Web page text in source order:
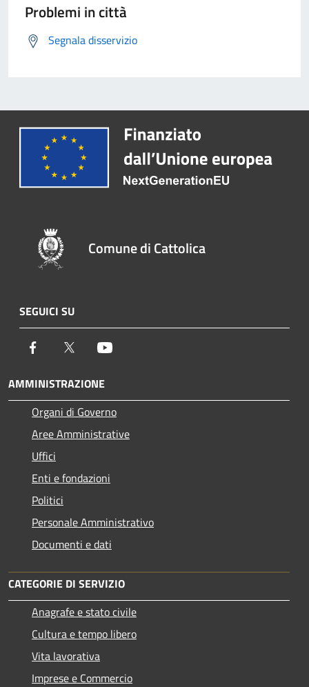
Problemi in città
Segnala disservizio
Comune di Cattolica
SEGUICI SU
Facebook Twitter
AMMINISTRAZIONE
Organi di Governo
Aree Amministrative
Uffici
Enti e fondazioni
Politici
Personale Amministrativo
Documenti e dati
CATEGORIE DI SERVIZIO
Anagrafe e stato civile
Cultura e tempo libero
Vita lavorativa
Imprese e Commercio